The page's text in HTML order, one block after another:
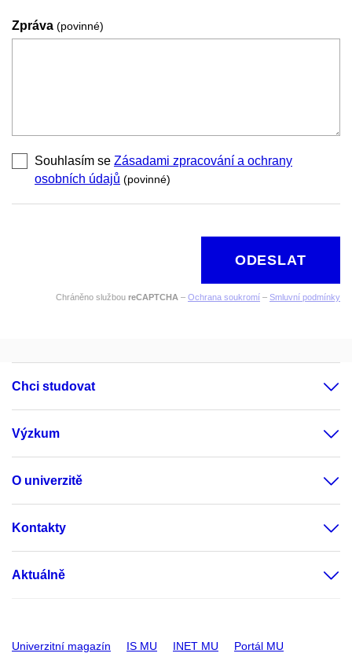
Zpráva (povinné)
Souhlasím se Zásadami zpracování a ochrany
osobních údajů (povinné)
ODESLAT
Chráněno službou reCAPTCHA – Ochrana soukromí – Smluvní podmínky
Chci studovat
Výzkum
O univerzitě
Kontakty
Aktuálně
Univerzitní magazín IS MU INET MU Portál MU